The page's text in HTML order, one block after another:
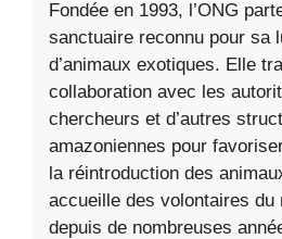
Fondée en 1993, l’ONG
sanctuaire reconnu pour sa
d’animaux exotiques. Elle
collaboration avec les
chercheurs et d’autres
amazoniennes pour
la réintroduction des
accueille des volontaires du
depuis de nombreuses